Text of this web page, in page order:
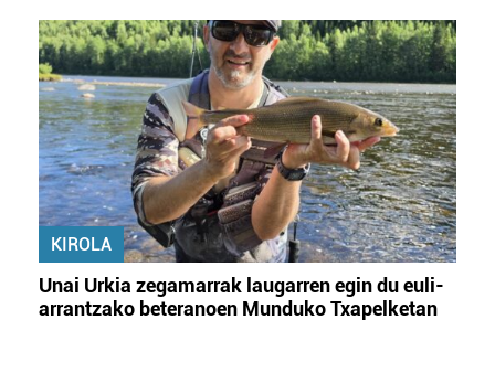
KIROLA
Unai Urkia zegamarrak laugarren egin du euli-
arrantzako beteranoen Munduko Txapelketan